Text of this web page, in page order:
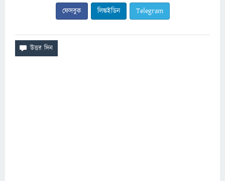
ফেসবুক লিঙ্কইডিন Telegram